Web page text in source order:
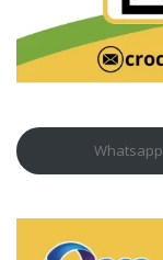
Whatsapp